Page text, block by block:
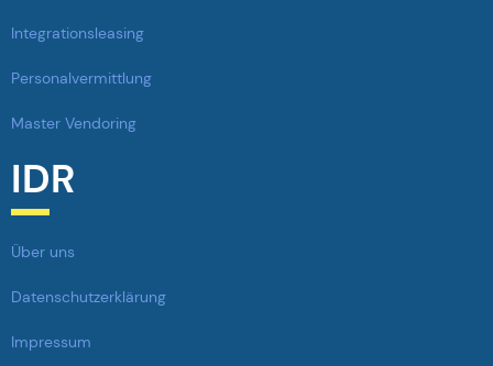
Integrationsleasing
Personalvermittlung
Master Vendoring
IDR
Über uns
Datenschutzerklärung
Impressum